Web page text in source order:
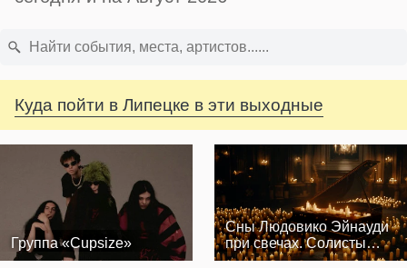
Куда пойти в Липецке в эти выходные
Группа «Cupsize»
Сны Людовико Эйнауди
при свечах. Солисты
Оркестра…